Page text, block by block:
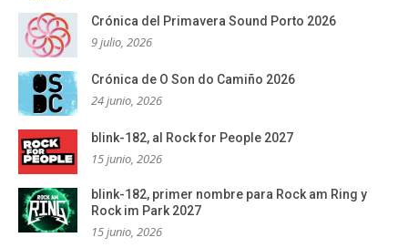
Crónica del Primavera Sound Porto 2026
9 julio, 2026
Crónica de O Son do Camiño 2026
24 junio, 2026
blink-182, al Rock for People 2027
15 junio, 2026
blink-182, primer nombre para Rock am Ring y
Rock im Park 2027
15 junio, 2026